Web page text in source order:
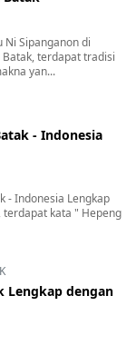
Ni Sipanganon di
terdapat tradisi
yan...
- Indonesia
- Indonesia Lengkap
terdapat kata " Hepeng
Lengkap dengan